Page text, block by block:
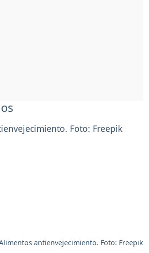
antienvejecimiento. Foto: Freepik